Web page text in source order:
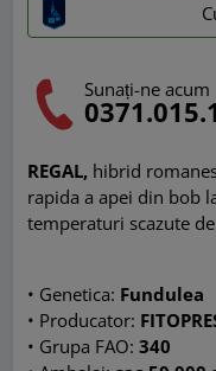
Sunați-ne acum
REGAL, hibrid
rapida a apei din bob
temperaturi scazute
• Genetica: Fundulea
• Producator:
• Grupa FAO:340